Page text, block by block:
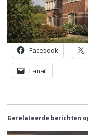
Facebook
E-mail
Gerelateerde berichten